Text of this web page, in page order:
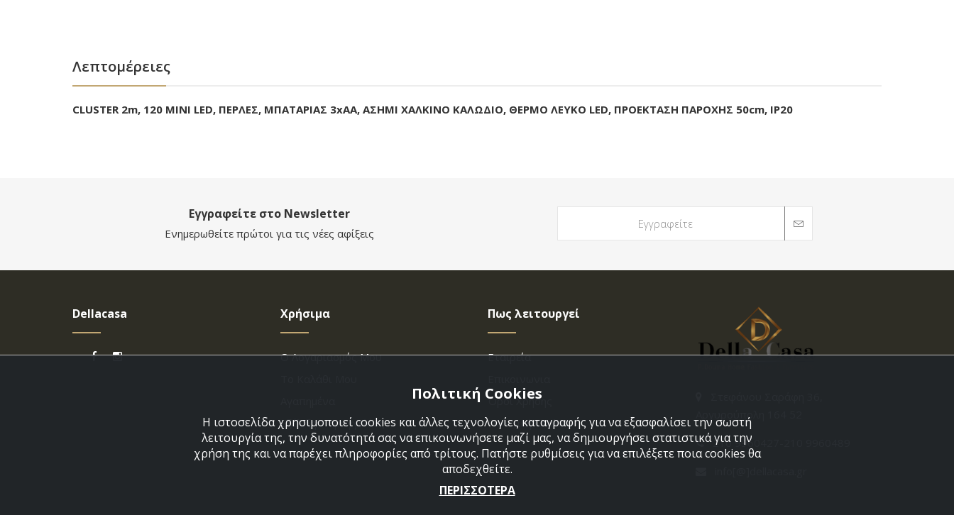
Λεπτομέρειες
CLUSTER 2m, 120 MINI LED, ΠΕΡΛΕΣ, ΜΠΑΤΑΡΙΑΣ 3xAA, ΑΣΗΜΙ ΧΑΛΚΙΝΟ ΚΑΛΩΔΙΟ, ΘΕΡΜΟ ΛΕΥΚΟ LED, ΠΡΟΕΚΤΑΣΗ ΠΑΡΟΧΗΣ 50cm, IP20
Εγγραφείτε στο Newsletter
Ενημερωθείτε πρώτοι για τις νέες αφίξεις
Dellacasa Χρήσιμα
Ο Λογαριασμός Μου
Εξέλιξη Παραγγελίας
Πως λειτουργεί
Εταιρεία
Όροι Χρήσης
Πολιτική Cookies
Αργυρούπολη 164 52
210 9960427-210 9960489
Πολιτική Cookies
Η ιστοσελίδα χρησιμοποιεί cookies και άλλες τεχνολογίες καταγραφής για να εξασφαλίσει την σωστή
λειτουργία της, την δυνατότητά σας να επικοινωνήσετε μαζί μας, να δημιουργήσει στατιστικά για την
χρήση της και να παρέχει πληροφορίες από τρίτους. Πατήστε ρυθμίσεις για να επιλέξετε ποια cookies θα
αποδεχθείτε.
ΠΕΡΙΣΣΟΤΕΡΑ